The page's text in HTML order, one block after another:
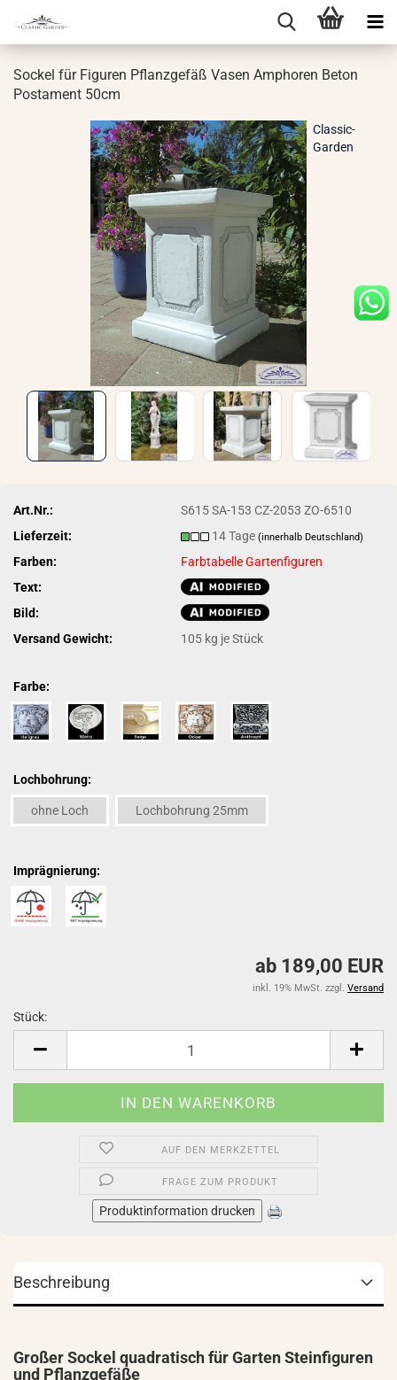
So­ckel für Fi­gu­ren Pflanz­ge­fäß Vasen Am­pho­ren Beton
Pos­ta­ment 50cm
Classic-
Garden
Art.Nr.:
S615 SA-153 CZ-2053 ZO-6510
Lieferzeit:
14 Tage(innerhalb Deutschland)
Farben:
Farbtabelle Gartenfiguren
Text:
Bild:
Versand Gewicht:
105 kg je Stück
Farbe:
Lochbohrung:
ohne Loch Lochbohrung 25mm
Imprägnierung:
ab 189,00 EUR
inkl. 19% MwSt. zzgl. Versand
Stück:
AUF DEN MERKZETTEL
FRAGE ZUM PRODUKT
Produktinformation drucken
Beschreibung
Großer Sockel quadratisch für Garten Steinfiguren
und Pflanzgefäße